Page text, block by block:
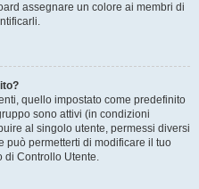
assegnare un colore ai membri di
quello impostato come predefinito
sono attivi (in condizioni
al singolo utente, permessi diversi
può permetterti di modificare il tuo
di Controllo Utente.